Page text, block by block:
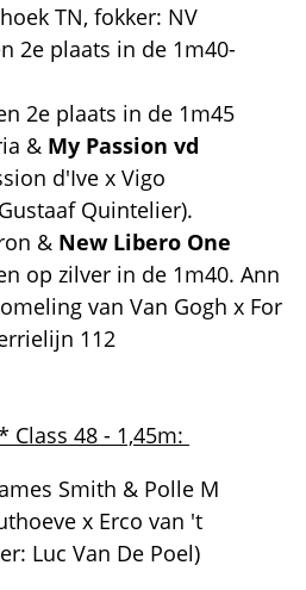
TN, fokker: NV
2e plaats in de 1m40-
2e plaats in de 1m45
& My Passion vd
d'Ive x Vigo
Quintelier).
& New Libero One
op zilver in de 1m40. Ann
van Van Gogh x For
112
Class 48 - 1,45m:
Smith & Polle M
x Erco van 't
Luc Van De Poel)